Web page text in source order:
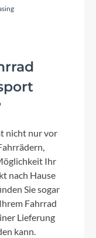
Q16
/ 11-42
nicht nur vor
Ihr
nach Hause
Sie sogar
Fahrrad
Lieferung
kann.